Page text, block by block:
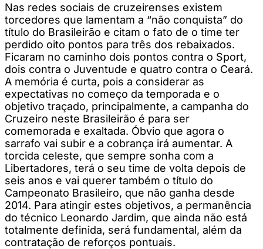
Nas redes sociais de cruzeirenses existem
torcedores que lamentam a “não conquista” do
título do Brasileirão e citam o fato de o time ter
perdido oito pontos para três dos rebaixados.
Ficaram no caminho dois pontos contra o Sport,
dois contra o Juventude e quatro contra o Ceará.
A memória é curta, pois a considerar as
expectativas no começo da temporada e o
objetivo traçado, principalmente, a campanha do
Cruzeiro neste Brasileirão é para ser
comemorada e exaltada. Óbvio que agora o
sarrafo vai subir e a cobrança irá aumentar. A
torcida celeste, que sempre sonha com a
Libertadores, terá o seu time de volta depois de
seis anos e vai querer também o título do
Campeonato Brasileiro, que não ganha desde
2014. Para atingir estes objetivos, a permanência
do técnico Leonardo Jardim, que ainda não está
totalmente definida, será fundamental, além da
contratação de reforços pontuais.